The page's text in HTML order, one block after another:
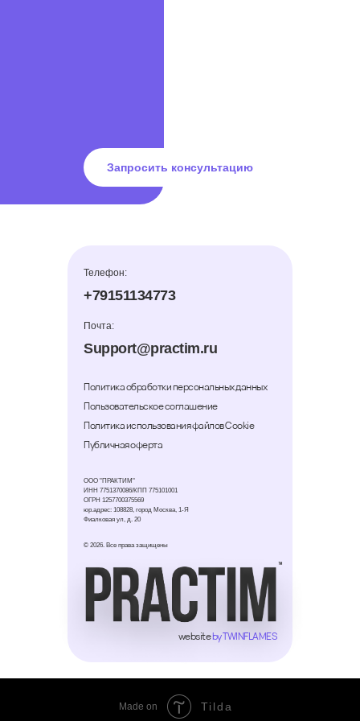
Запросить консультацию
+79151134773
Телефон:
Support@practim.ru
Почта:
© 2026. Все права защищены
Политика использования файлов Cookie
Пользовательское соглашение
Публичная оферта
Политика обработки персональных данных
ООО "ПРАКТИМ"
ИНН 7751370086/КПП 775101001
ОГРН 1257700375569
юр.адрес: 108828, город Москва, 1-Я
Фиалковая ул, д. 20
websiteby TWINFLAMES
Made on Tilda